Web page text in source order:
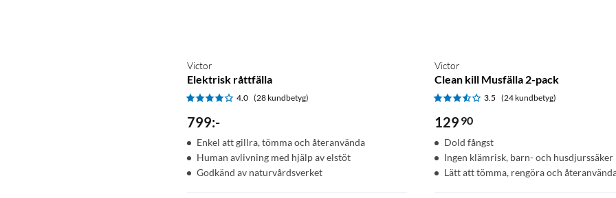
Victor
Elektrisk råttfälla
4.0 (28 kundbetyg)
799:-
Enkel att gillra, tömma och återanvända
Human avlivning med hjälp av elstöt
Godkänd av naturvårdsverket
Victor
Clean kill Musfälla 2-pack
3.5 (24 kundbetyg)
129 90
Dold fångst
Ingen klämrisk, barn- och husdjurssäker
Lätt att tömma, rengöra och